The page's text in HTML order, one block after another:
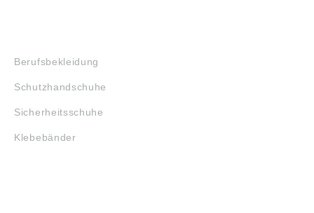
Berufsbekleidung
Schutzhandschuhe
Sicherheitsschuhe
Klebebänder